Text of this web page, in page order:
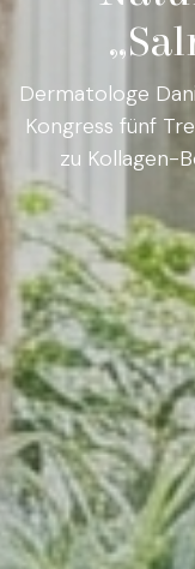
Dermatologe
Kongress fünf
zu Kollagen-